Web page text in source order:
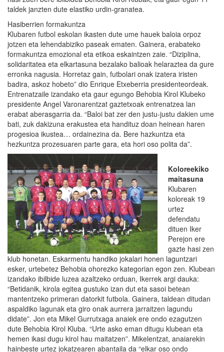
taldek janzten dute elastiko urdin-granatea.
Hasiberrien formakuntza
Klubaren futbol eskolan ikasten dute ume hauek baloia orpoz
jotzen eta lehendabiziko paseak ematen. Gainera, erabateko
formakuntza emozional eta etikoa eskaintzen zaie. “Diziplina,
solidaritatea eta elkartasuna bezalako balioak helaraztea da gure
erronka nagusia. Horretaz gain, futbolari onak izatera iristen
badira, askoz hobeto” dio Enrique Etxeberria presidenteordeak.
Entrenatzaile izandako eta gaur egungo Behobia Kirol Klubeko
presidente Angel Varonarentzat gaztetxoak entrenatzea lan
erabat aberasgarria da. “Baloi bat zer den justu-justu dakien ume
bati, zuk dakizuna erakustea eta handituz doan heinean haren
progesioa ikustea… ordainezina da. Bere hazkuntza eta
hezkuntza prozesuaren parte gara, eta hori oso polita da”.
Koloreekiko
maitasuna
Klubaren
koloreak 19
urtez
defendatu
dituen Iker
Perejon ere
gazte hasi zen
klub honetan. Eskarmentu handiko jokalari honen laguntzari
esker, urtebetez Behobia ohorezko kategorian egon zen. Klubean
izandako ibilbide luzea azaltzeko orduan, Ikerrek argi dauka:
“Betidanik, kirola egitea gustuko izan dut eta sasoi betean
mantentzeko primeran datorkit futbola. Gainera, taldean ditudan
aspaldiko lagunak eta giro onak aurrera jarraitzen lagundu
didate”. Jon eta Mikel Gurrutxaga anaiek ere ondo ezagutzen
dute Behobia Kirol Kluba. “Urte asko eman ditugu klubean eta
hemen ikasi dugu kirol hau maitatzen”. Mikelentzat, anaiarekin
hainbeste urtez jokatzearen abantaila da “elkar oso ondo